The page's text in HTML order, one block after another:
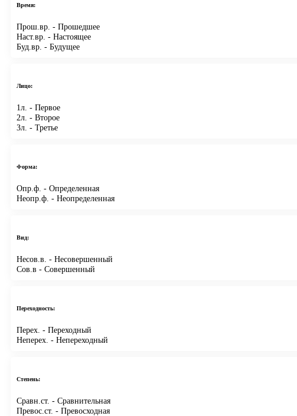
Время:
Прош.вр. - Прошедшее
Наст.вр. - Настоящее
Буд.вр. - Будущее
Лицо:
1л. - Первое
2л. - Второе
3л. - Третье
Форма:
Опр.ф. - Определенная
Неопр.ф. - Неопределенная
Вид:
Несов.в. - Несовершенный
Сов.в - Совершенный
Переходность:
Перех. - Переходный
Неперех. - Непереходный
Степень:
Сравн.ст. - Сравнительная
Превос.ст. - Превосходная